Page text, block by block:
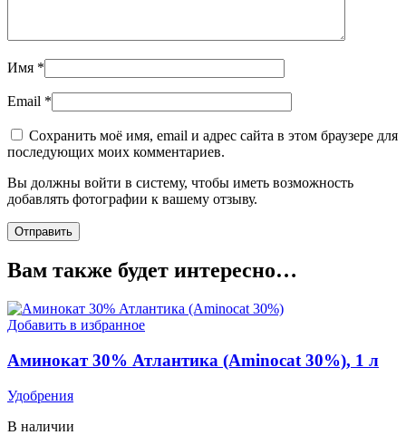
Имя *
Email *
Сохранить моё имя, email и адрес сайта в этом браузере для
последующих моих комментариев.
Вы должны войти в систему, чтобы иметь возможность
добавлять фотографии к вашему отзыву.
Вам также будет интересно…
Добавить в избранное
Аминокат 30% Атлантика (Aminocat 30%), 1 л
Удобрения
В наличии